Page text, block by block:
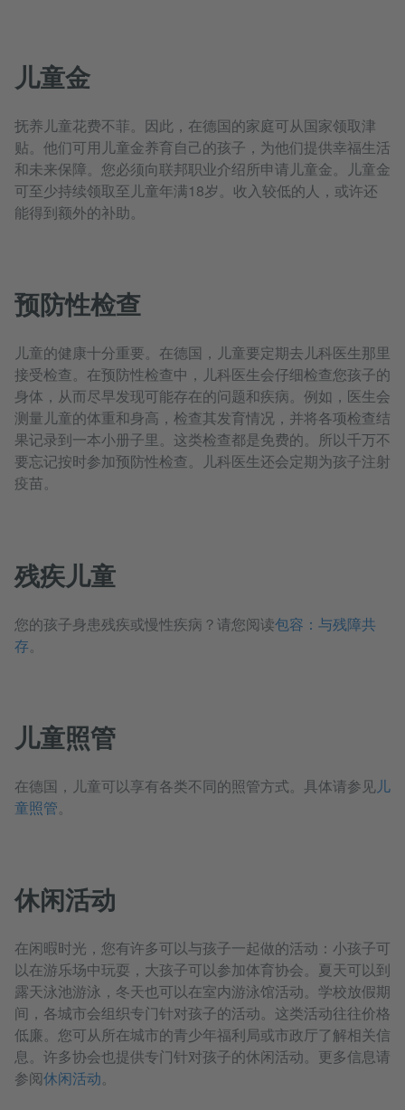
儿童金
抚养儿童花费不菲。因此，在德国的家庭可从国家领取津
贴。他们可用儿童金养育自己的孩子，为他们提供幸福生活
和未来保障。您必须向联邦职业介绍所申请儿童金。儿童金
可至少持续领取至儿童年满18岁。收入较低的人，或许还
能得到额外的补助。
预防性检查
儿童的健康十分重要。在德国，儿童要定期去儿科医生那里
接受检查。在预防性检查中，儿科医生会仔细检查您孩子的
身体，从而尽早发现可能存在的问题和疾病。例如，医生会
测量儿童的体重和身高，检查其发育情况，并将各项检查结
果记录到一本小册子里。这类检查都是免费的。所以千万不
要忘记按时参加预防性检查。儿科医生还会定期为孩子注射
疫苗。
残疾儿童
您的孩子身患残疾或慢性疾病？请您阅读包容：与残障共
存。
儿童照管
在德国，儿童可以享有各类不同的照管方式。具体请参见儿
童照管。
休闲活动
在闲暇时光，您有许多可以与孩子一起做的活动：小孩子可
以在游乐场中玩耍，大孩子可以参加体育协会。夏天可以到
露天泳池游泳，冬天也可以在室内游泳馆活动。学校放假期
间，各城市会组织专门针对孩子的活动。这类活动往往价格
低廉。您可从所在城市的青少年福利局或市政厅了解相关信
息。许多协会也提供专门针对孩子的休闲活动。更多信息请
参阅休闲活动。